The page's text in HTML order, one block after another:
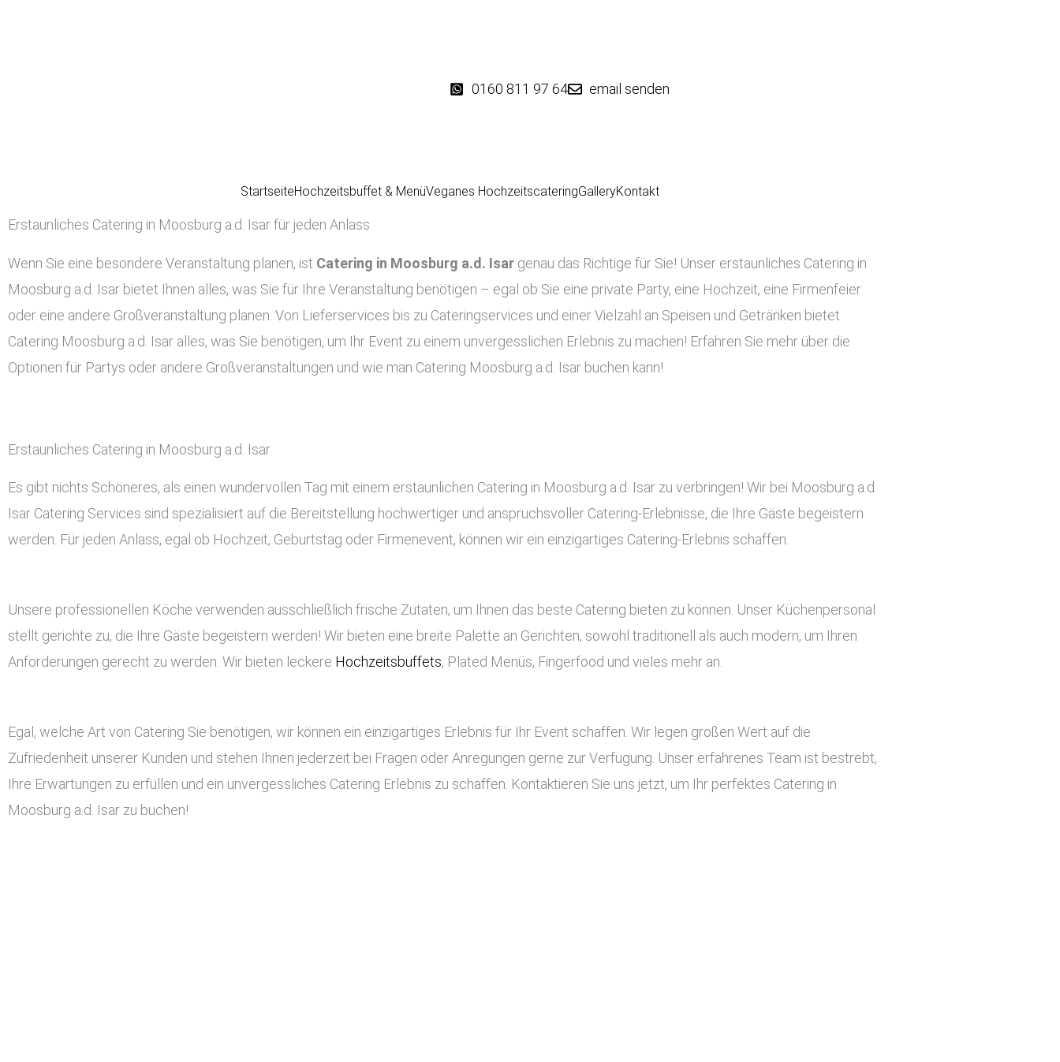
0160 811 97 64
email senden
StartseiteHochzeitsbuffet & MenüVeganes HochzeitscateringGalleryKontakt
Erstaunliches Catering in Moosburg a.d. Isar für jeden Anlass
Wenn Sie eine besondere Veranstaltung planen, ist Catering in Moosburg a.d. Isar genau das Richtige für Sie! Unser erstaunliches Catering in
Moosburg a.d. Isar bietet Ihnen alles, was Sie für Ihre Veranstaltung benötigen – egal ob Sie eine private Party, eine Hochzeit, eine Firmenfeier
oder eine andere Großveranstaltung planen. Von Lieferservices bis zu Cateringservices und einer Vielzahl an Speisen und Getränken bietet
Catering Moosburg a.d. Isar alles, was Sie benötigen, um Ihr Event zu einem unvergesslichen Erlebnis zu machen! Erfahren Sie mehr über die
Optionen für Partys oder andere Großveranstaltungen und wie man Catering Moosburg a.d. Isar buchen kann!
Erstaunliches Catering in Moosburg a.d. Isar
Es gibt nichts Schöneres, als einen wundervollen Tag mit einem erstaunlichen Catering in Moosburg a.d. Isar zu verbringen! Wir bei Moosburg a.d.
Isar Catering Services sind spezialisiert auf die Bereitstellung hochwertiger und anspruchsvoller Catering-Erlebnisse, die Ihre Gäste begeistern
werden. Für jeden Anlass, egal ob Hochzeit, Geburtstag oder Firmenevent, können wir ein einzigartiges Catering-Erlebnis schaffen.
Unsere professionellen Köche verwenden ausschließlich frische Zutaten, um Ihnen das beste Catering bieten zu können. Unser Küchenpersonal
stellt gerichte zu, die Ihre Gäste begeistern werden! Wir bieten eine breite Palette an Gerichten, sowohl traditionell als auch modern, um Ihren
Anforderungen gerecht zu werden. Wir bieten leckere Hochzeitsbuffets, Plated Menüs, Fingerfood und vieles mehr an.
Egal, welche Art von Catering Sie benötigen, wir können ein einzigartiges Erlebnis für Ihr Event schaffen. Wir legen großen Wert auf die
Zufriedenheit unserer Kunden und stehen Ihnen jederzeit bei Fragen oder Anregungen gerne zur Verfügung. Unser erfahrenes Team ist bestrebt,
Ihre Erwartungen zu erfüllen und ein unvergessliches Catering Erlebnis zu schaffen. Kontaktieren Sie uns jetzt, um Ihr perfektes Catering in
Moosburg a.d. Isar zu buchen!